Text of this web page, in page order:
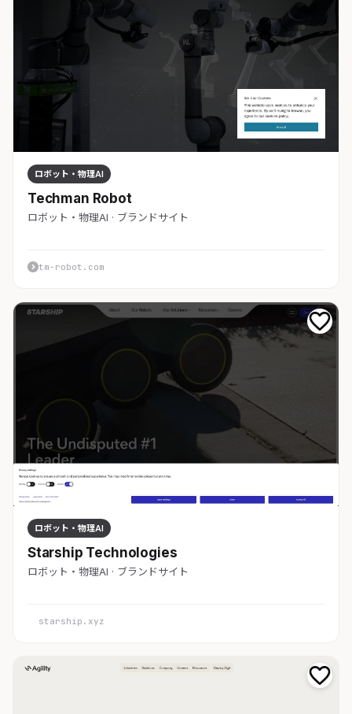
ロボット・物理AI
Techman Robot
ロボット・物理AI · ブランドサイト
tm-robot.com
ロボット・物理AI
Starship Technologies
ロボット・物理AI · ブランドサイト
starship.xyz